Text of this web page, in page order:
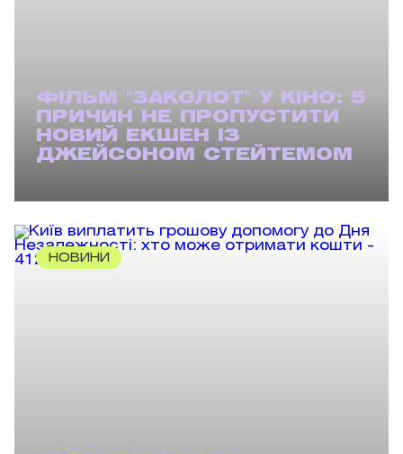
ФІЛЬМ "ЗАКОЛОТ" У КІНО: 5
ПРИЧИН НЕ ПРОПУСТИТИ
НОВИЙ ЕКШЕН ІЗ
ДЖЕЙСОНОМ СТЕЙТЕМОМ
НОВИНИ